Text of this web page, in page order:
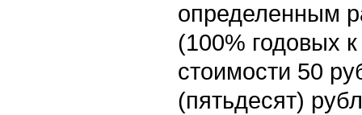
определенным
(100% годовых
стоимости 50
(пятьдесят)